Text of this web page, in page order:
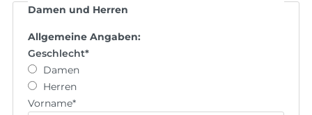
Damen und Herren
Allgemeine Angaben:
Geschlecht*
Damen
Herren
Vorname*